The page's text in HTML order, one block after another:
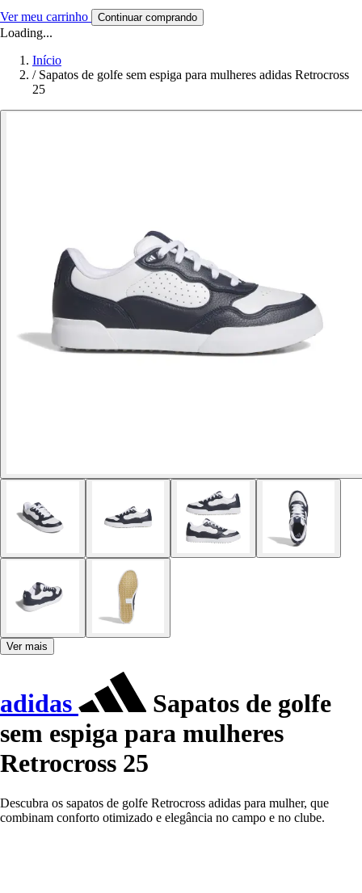
Ver meu carrinho Continuar comprando
Loading...
Início
/ Sapatos de golfe sem espiga para mulheres adidas Retrocross
25
Ver mais
adidas
Sapatos de golfe
sem espiga para mulheres
Retrocross 25
Descubra os sapatos de golfe Retrocross adidas para mulher, que
combinam conforto otimizado e elegância no campo e no clube.